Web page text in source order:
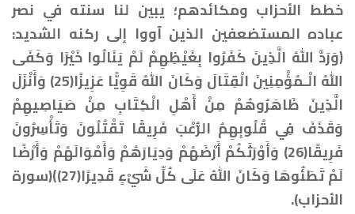
خطط الأحزاب ومكائدهم؛ يبين لنا سنته في نصر
عباده المستضعفين الذين آووا إلى ركنه الشديد:
﴿وَرَدَّ اللهُ الَّذِينَ كَفَرُوا بِغَيْظِهِمْ لَمْ يَنَالُوا خَيْرًا وَكَفَى
اللهُ الْـمُؤْمِنِينَ الْقِتَالَ وَكَانَ اللهُ قَوِيًّا عَزِيزًا(25) وَأَنْزَلَ
الَّذِينَ ظَاهَرُوهُمْ مِنْ أَهْلِ الْكِتَابِ مِنْ صَيَاصِيهِمْ
وَقَذَفَ فِي قُلُوبِهِمُ الرُّعْبَ فَرِيقًا تَقْتُلُونَ وَتَأْسِرُونَ
فَرِيقًا(26) وَأَوْرَثَكُمْ أَرْضَهُمْ وَدِيَارَهُمْ وَأَمْوَالَهُمْ وَأَرْضًا
لَمْ تَطَئُوهَا وَكَانَ اللهُ عَلَى كُلِّ شَيْءٍ قَدِيرًا(27)﴾(سورة
الأحزاب).